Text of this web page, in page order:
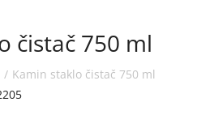
čistač 750 ml
Kamin staklo čistač 750 ml